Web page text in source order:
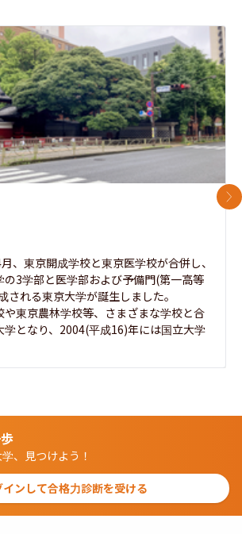
、東京開成学校と東京医学校が合併し、
の3学部と医学部および予備門(第一高等
される東京大学が誕生しました。
や東京農林学校等、さまざまな学校と合
学となり、2004(平成16)年には国立大学
次
、見つけよう！
インして合格力診断を受ける